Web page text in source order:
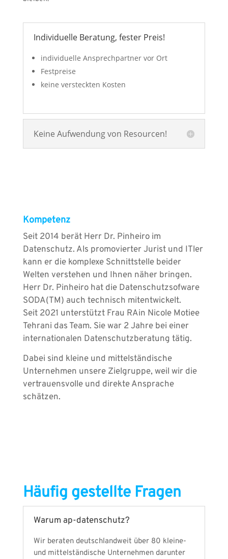
Individuelle Beratung, fester Preis!
individuelle Ansprechpartner vor Ort
Festpreise
keine versteckten Kosten
Keine Aufwendung von Resourcen!
Kompetenz
Seit 2014 berät Herr Dr. Pinheiro im
Datenschutz. Als promovierter Jurist und ITler
kann er die komplexe Schnittstelle beider
Welten verstehen und Ihnen näher bringen.
Herr Dr. Pinheiro hat die Datenschutzsofware
SODA(TM) auch technisch mitentwickelt.
Seit 2021 unterstützt Frau RAin Nicole Motiee
Tehrani das Team. Sie war 2 Jahre bei einer
internationalen Datenschutzberatung tätig.
Dabei sind kleine und mittelständische
Unternehmen unsere Zielgruppe, weil wir die
vertrauensvolle und direkte Ansprache
schätzen.
Häufig gestellte Fragen
Warum ap-datenschutz?
Wir beraten deutschlandweit über 80 kleine-
und mittelständische Unternehmen darunter